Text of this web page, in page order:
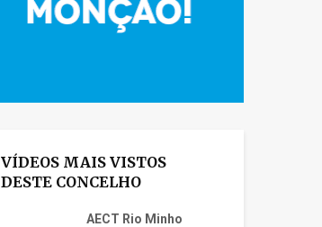
VÍDEOS MAIS VISTOS
DESTE CONCELHO
AECT Rio Minho